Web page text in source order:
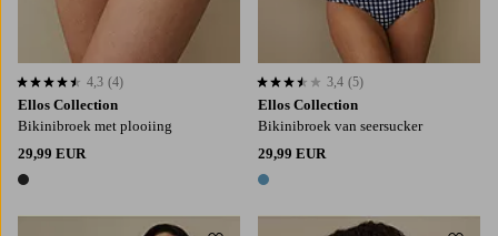
Ellos Collection
Bikinibroek met plooiing
29,99 EUR
1 kleur
4,3 op basis van 4 beoordelingen
4,3 (4)
Ellos Collection
Bikinibroek van seersucker
29,99 EUR
1 kleur
3,4 op basis van 5 beoordelingen
3,4 (5)